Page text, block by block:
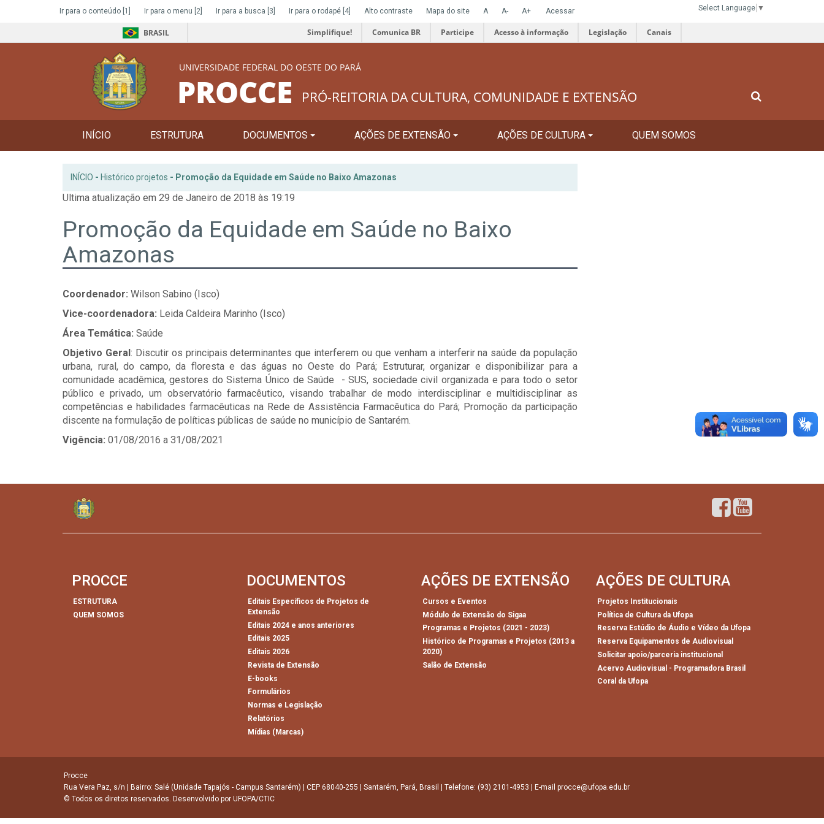
Ir para o conteúdo [1] Ir para o menu [2] Ir para a busca [3] Ir para o rodapé [4] Alto contraste Mapa do site A A- A+ Acessar Select Language ▼
BRASIL Simplifique! Comunica BR Participe Acesso à informação Legislação Canais
UNIVERSIDADE FEDERAL DO OESTE DO PARÁ
PROCCE PRÓ-REITORIA DA CULTURA, COMUNIDADE E EXTENSÃO
INÍCIO ESTRUTURA DOCUMENTOS AÇÕES DE EXTENSÃO AÇÕES DE CULTURA QUEM SOMOS
INÍCIO - Histórico projetos - Promoção da Equidade em Saúde no Baixo Amazonas
Ultima atualização em 29 de Janeiro de 2018 às 19:19
Promoção da Equidade em Saúde no Baixo
Amazonas
Coordenador: Wilson Sabino (Isco)
Vice-coordenadora: Leida Caldeira Marinho (Isco)
Área Temática: Saúde
Objetivo Geral: Discutir os principais determinantes que interferem ou que venham a interferir na saúde da população
urbana, rural, do campo, da floresta e das águas no Oeste do Pará; Estruturar, organizar e disponibilizar para a
comunidade acadêmica, gestores do Sistema Único de Saúde - SUS, sociedade civil organizada e para todo o setor
público e privado, um observatório farmacêutico, visando trabalhar de modo interdisciplinar e multidisciplinar as
competências e habilidades farmacêuticas na Rede de Assistência Farmacêutica do Pará; Promoção da participação
discente na formulação de políticas públicas de saúde no município de Santarém.
Vigência: 01/08/2016 a 31/08/2021
PROCCE
ESTRUTURA
QUEM SOMOS
DOCUMENTOS
Editais Específicos de Projetos de
Extensão
Editais 2024 e anos anteriores
Editais 2025
Editais 2026
Revista de Extensão
E-books
Formulários
Normas e Legislação
Relatórios
Mídias (Marcas)
AÇÕES DE EXTENSÃO
Cursos e Eventos
Módulo de Extensão do Sigaa
Programas e Projetos (2021 - 2023)
Histórico de Programas e Projetos (2013 a
2020)
Salão de Extensão
AÇÕES DE CULTURA
Projetos Institucionais
Política de Cultura da Ufopa
Reserva Estúdio de Áudio e Vídeo da Ufopa
Reserva Equipamentos de Audiovisual
Solicitar apoio/parceria institucional
Acervo Audiovisual - Programadora Brasil
Coral da Ufopa
Procce
Rua Vera Paz, s/n | Bairro: Salé (Unidade Tapajós - Campus Santarém) | CEP 68040-255 | Santarém, Pará, Brasil | Telefone: (93) 2101-4953 | E-mail procce@ufopa.edu.br
© Todos os diretos reservados. Desenvolvido por UFOPA/CTIC